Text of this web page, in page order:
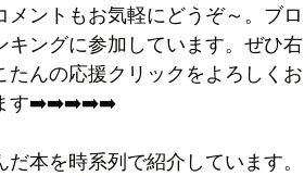
メントもお気軽にどうぞ～。ブロ
キングに参加しています。ぜひ右
たんの応援クリックをよろしくお
す➡️➡️➡️➡️➡️
だ本を時系列で紹介しています。